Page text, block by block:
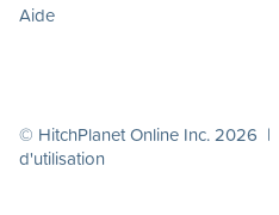
Aide
© HitchPlanet Online Inc. 2026 |
d'utilisation